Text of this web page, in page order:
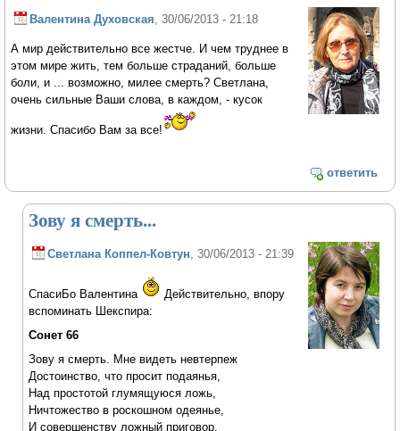
Валентина Духовская, 30/06/2013 - 21:18
А мир действительно все жестче. И чем труднее в
этом мире жить, тем больше страданий, больше
боли, и ... возможно, милее смерть? Светлана,
очень сильные Ваши слова, в каждом, - кусок
жизни. Спасибо Вам за все!
ответить
Зову я смерть...
Светлана Коппел-Ковтун, 30/06/2013 - 21:39
СпасиБо Валентина
Действительно, впору
вспоминать Шекспира:
Сонет 66
Зову я смерть. Мне видеть невтерпеж
Достоинство, что просит подаянья,
Над простотой глумящуюся ложь,
Ничтожество в роскошном одеянье,
И совершенству ложный приговор,